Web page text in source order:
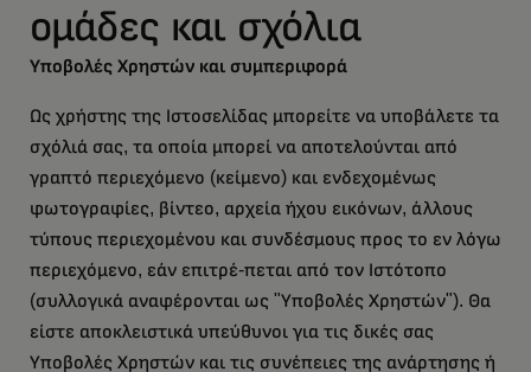
ομάδες και σχόλια
Υποβολές Χρηστών και συμπεριφορά
Ως χρήστης της Ιστοσελίδας μπορείτε να υποβάλετε τα
σχόλιά σας, τα οποία μπορεί να αποτελούνται από
γραπτό περιεχόμενο (κείμενο) και ενδεχομένως
φωτογραφίες, βίντεο, αρχεία ήχου εικόνων, άλλους
τύπους περιεχομένου και συνδέσμους προς το εν λόγω
περιεχόμενο, εάν επιτρέ-πεται από τον Ιστότοπο
(συλλογικά αναφέρονται ως "Υποβολές Χρηστών"). Θα
είστε αποκλειστικά υπεύθυνοι για τις δικές σας
Υποβολές Χρηστών και τις συνέπειες της ανάρτησης ή